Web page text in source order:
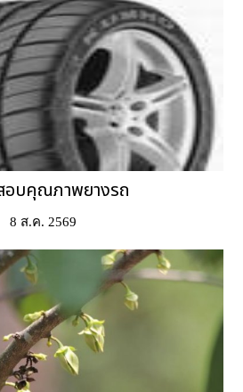
อบคุณภาพยางรถ
8 ส.ค. 2569